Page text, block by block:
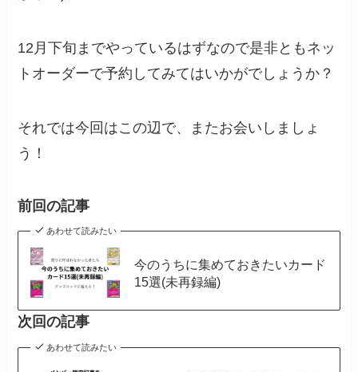
12月下旬までやっているはずなので是非ともネッ
トオーダーで予約してみてはいかがでしょうか？
それでは今回はこの辺で、またお会いしましょ
う！
前回の記事
あわせて読みたい
今のうちに集めておきたいカード
15選(未再録編)
次回の記事
あわせて読みたい